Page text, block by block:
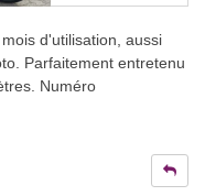
d'utilisation, aussi
Parfaitement entretenu
Numéro